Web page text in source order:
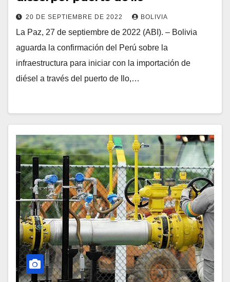
20 DE SEPTIEMBRE DE 2022 BOLIVIA
La Paz, 27 de septiembre de 2022 (ABI). – Bolivia
aguarda la confirmación del Perú sobre la
infraestructura para iniciar con la importación de
diésel a través del puerto de Ilo,…